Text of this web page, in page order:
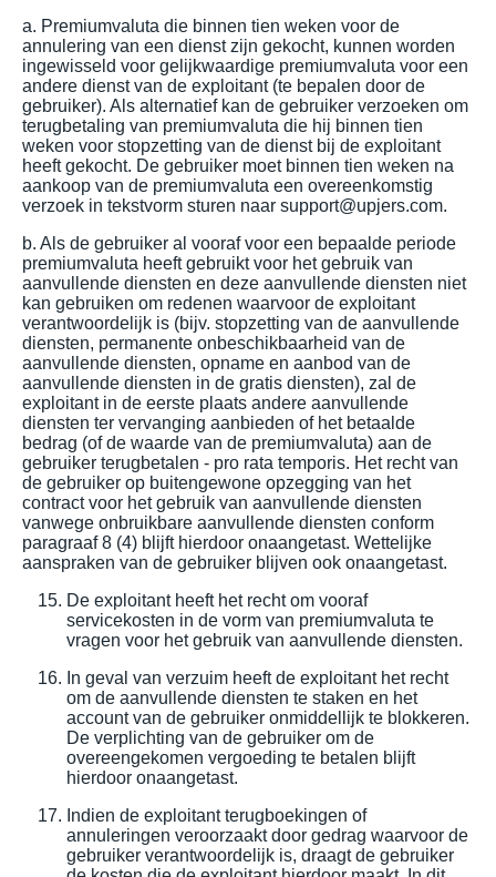
a. Premiumvaluta die binnen tien weken voor de
annulering van een dienst zijn gekocht, kunnen worden
ingewisseld voor gelijkwaardige premiumvaluta voor een
andere dienst van de exploitant (te bepalen door de
gebruiker). Als alternatief kan de gebruiker verzoeken om
terugbetaling van premiumvaluta die hij binnen tien
weken voor stopzetting van de dienst bij de exploitant
heeft gekocht. De gebruiker moet binnen tien weken na
aankoop van de premiumvaluta een overeenkomstig
verzoek in tekstvorm sturen naar support@upjers.com.
b. Als de gebruiker al vooraf voor een bepaalde periode
premiumvaluta heeft gebruikt voor het gebruik van
aanvullende diensten en deze aanvullende diensten niet
kan gebruiken om redenen waarvoor de exploitant
verantwoordelijk is (bijv. stopzetting van de aanvullende
diensten, permanente onbeschikbaarheid van de
aanvullende diensten, opname en aanbod van de
aanvullende diensten in de gratis diensten), zal de
exploitant in de eerste plaats andere aanvullende
diensten ter vervanging aanbieden of het betaalde
bedrag (of de waarde van de premiumvaluta) aan de
gebruiker terugbetalen - pro rata temporis. Het recht van
de gebruiker op buitengewone opzegging van het
contract voor het gebruik van aanvullende diensten
vanwege onbruikbare aanvullende diensten conform
paragraaf 8 (4) blijft hierdoor onaangetast. Wettelijke
aanspraken van de gebruiker blijven ook onaangetast.
De exploitant heeft het recht om vooraf
servicekosten in de vorm van premiumvaluta te
vragen voor het gebruik van aanvullende diensten.
In geval van verzuim heeft de exploitant het recht
om de aanvullende diensten te staken en het
account van de gebruiker onmiddellijk te blokkeren.
De verplichting van de gebruiker om de
overeengekomen vergoeding te betalen blijft
hierdoor onaangetast.
Indien de exploitant terugboekingen of
annuleringen veroorzaakt door gedrag waarvoor de
gebruiker verantwoordelijk is, draagt de gebruiker